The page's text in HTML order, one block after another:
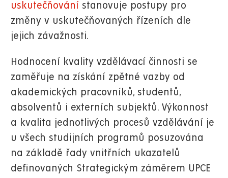
uskutečňování stanovuje postupy pro
změny v uskutečňovaných řízeních dle
jejich závažnosti.
Hodnocení kvality vzdělávací činnosti se
zaměřuje na získání zpětné vazby od
akademických pracovníků, studentů,
absolventů i externích subjektů. Výkonnost
a kvalita jednotlivých procesů vzdělávání je
u všech studijních programů posuzována
na základě řady vnitřních ukazatelů
definovaných Strategickým záměrem UPCE